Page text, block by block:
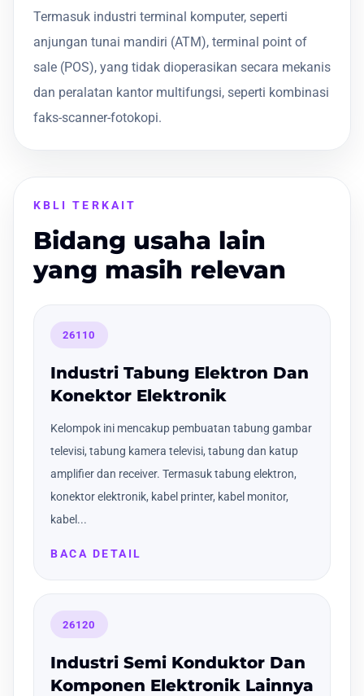
Termasuk industri terminal komputer, seperti
anjungan tunai mandiri (ATM), terminal point of
sale (POS), yang tidak dioperasikan secara mekanis
dan peralatan kantor multifungsi, seperti kombinasi
faks-scanner-fotokopi.
KBLI TERKAIT
Bidang usaha lain
yang masih relevan
26110
Industri Tabung Elektron Dan
Konektor Elektronik
Kelompok ini mencakup pembuatan tabung gambar
televisi, tabung kamera televisi, tabung dan katup
amplifier dan receiver. Termasuk tabung elektron,
konektor elektronik, kabel printer, kabel monitor,
kabel...
BACA DETAIL
26120
Industri Semi Konduktor Dan
Komponen Elektronik Lainnya